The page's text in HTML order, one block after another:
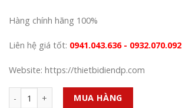
Hàng chính hãng 100%
Liên hệ giá tốt: 0941.043.636 - 0932.070.092
Website: https://thietbidiendp.com
Số lượng MUA HÀNG